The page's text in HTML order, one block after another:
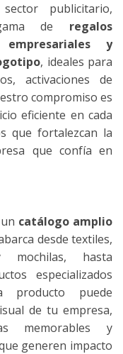
publicitario,
de regalos
empresariales y
, ideales para
activaciones de
compromiso es
eficiente en cada
que fortalezcan la
que confía en
catálogo amplio
desde textiles,
mochilas, hasta
especializados
producto puede
de tu empresa,
memorables y
generen impacto